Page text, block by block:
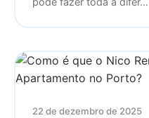
22 de dezembro de 2025